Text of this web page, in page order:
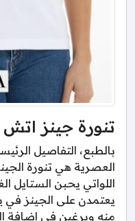
تنورة جينز اتش
بالطبع، التفاصيل
العصرية هي تنورة
اللواتي يحبن الستايل
يعتمدن على الجينز في
منه ويرغبن في اضافة